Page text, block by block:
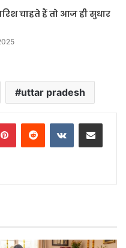
चाहते हैं तो आज ही सुधार
uttar pradesh
PinterestReddit VKontakteShare via Email